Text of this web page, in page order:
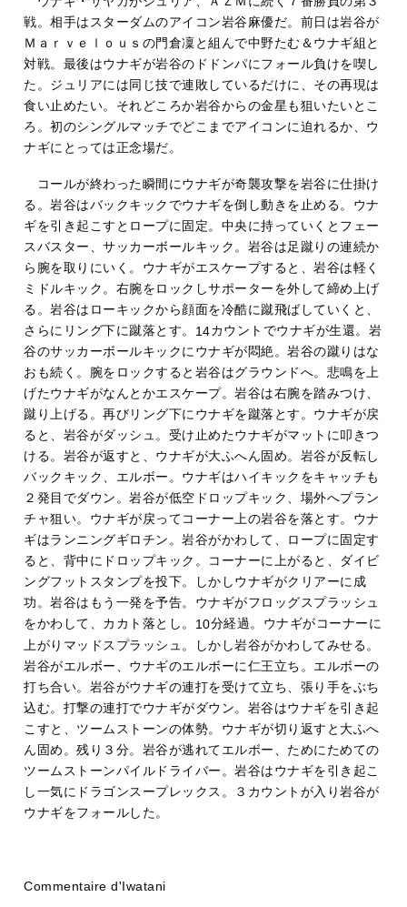
戦。相手はスターダムのアイコン岩谷麻優だ。前日は岩谷が
Ｍａｒｖｅｌｏｕｓの門倉凜と組んで中野たむ＆ウナギ組と
対戦。最後はウナギが岩谷のドドンパにフォール負けを喫し
た。ジュリアには同じ技で連敗しているだけに、その再現は
食い止めたい。それどころか岩谷からの金星も狙いたいとこ
ろ。初のシングルマッチでどこまでアイコンに迫れるか、ウ
ナギにとっては正念場だ。
コールが終わった瞬間にウナギが奇襲攻撃を岩谷に仕掛け
る。岩谷はバックキックでウナギを倒し動きを止める。ウナ
ギを引き起こすとロープに固定。中央に持っていくとフェー
スバスター、サッカーボールキック。岩谷は足蹴りの連続か
ら腕を取りにいく。ウナギがエスケープすると、岩谷は軽く
ミドルキック。右腕をロックしサポーターを外して締め上げ
る。岩谷はローキックから顔面を冷酷に蹴飛ばしていくと、
さらにリング下に蹴落とす。 14カウントでウナギが生還。岩
谷のサッカーボールキックにウナギが悶絶。岩谷の蹴りはな
おも続く。腕をロックすると岩谷はグラウンドへ。悲鳴を上
げたウナギがなんとかエスケープ。岩谷は右腕を踏みつけ、
蹴り上げる。再びリング下にウナギを蹴落とす。ウナギが戻
ると、岩谷がダッシュ。受け止めたウナギがマットに叩きつ
ける。岩谷が返すと、ウナギが大ふへん固め。岩谷が反転し
バックキック、エルボー。ウナギはハイキックをキャッチも
２発目でダウン。岩谷が低空ドロップキック、場外へプラン
チャ狙い。ウナギが戻ってコーナー上の岩谷を落とす。ウナ
ギはランニングギロチン。岩谷がかわして、ロープに固定す
ると、背中にドロップキック。コーナーに上がると、ダイビ
ングフットスタンプを投下。しかしウナギがクリアーに成
功。岩谷はもう一発を予告。ウナギがフロッグスプラッシュ
をかわして、カカト落とし。 10分経過。ウナギがコーナーに
上がりマッドスプラッシュ。しかし岩谷がかわしてみせる。
岩谷がエルボー、ウナギのエルボーに仁王立ち。エルボーの
打ち合い。岩谷がウナギの連打を受けて立ち、張り手をぶち
込む。打撃の連打でウナギがダウン。岩谷はウナギを引き起
こすと、ツームストーンの体勢。ウナギが切り返すと大ふへ
ん固め。残り３分。岩谷が逃れてエルボー、ためにためての
ツームストーンパイルドライバー。岩谷はウナギを引き起こ
し一気にドラゴンスープレックス。３カウントが入り岩谷が
ウナギをフォールした。
Commentaire d'Iwatani